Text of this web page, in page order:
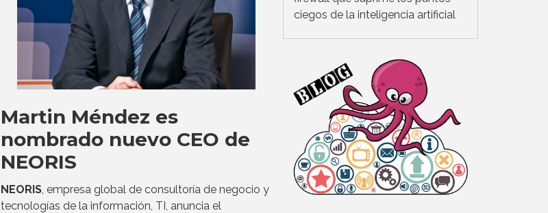
Martin Méndez es
nombrado nuevo CEO de
NEORIS
NEORIS, empresa global de consultoría de negocio y
tecnologías de la información, TI, anuncia el
ciegos de la inteligencia artificial